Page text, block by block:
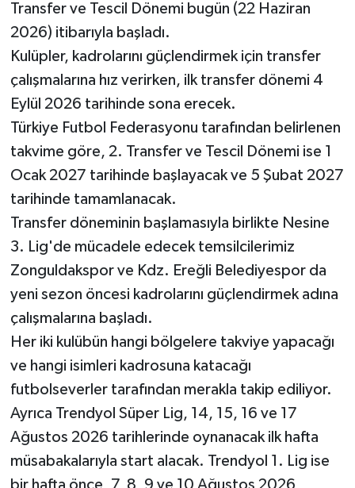
Transfer ve Tescil Dönemi bugün (22 Haziran
2026) itibarıyla başladı.
Kulüpler, kadrolarını güçlendirmek için transfer
çalışmalarına hız verirken, ilk transfer dönemi 4
Eylül 2026 tarihinde sona erecek.
Türkiye Futbol Federasyonu tarafından belirlenen
takvime göre, 2. Transfer ve Tescil Dönemi ise 1
Ocak 2027 tarihinde başlayacak ve 5 Şubat 2027
tarihinde tamamlanacak.
Transfer döneminin başlamasıyla birlikte Nesine
3. Lig'de mücadele edecek temsilcilerimiz
Zonguldakspor ve Kdz. Ereğli Belediyespor da
yeni sezon öncesi kadrolarını güçlendirmek adına
çalışmalarına başladı.
Her iki kulübün hangi bölgelere takviye yapacağı
ve hangi isimleri kadrosuna katacağı
futbolseverler tarafından merakla takip ediliyor.
Ayrıca Trendyol Süper Lig, 14, 15, 16 ve 17
Ağustos 2026 tarihlerinde oynanacak ilk hafta
müsabakalarıyla start alacak. Trendyol 1. Lig ise
MAGAZİN
Politika
Resmi İlan
Röportaj
Sağlık
SİYASET
Spor
Ulusal
Yaşam